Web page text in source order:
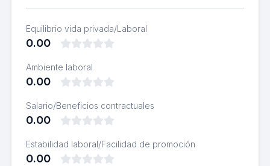
Equilibrio vida privada/Laboral
0.00
Ambiente laboral
0.00
Salario/Beneficios contractuales
0.00
Estabilidad laboral/Facilidad de promoción
0.00